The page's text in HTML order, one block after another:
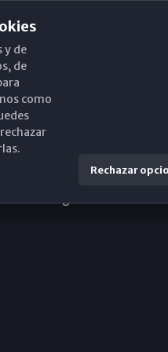
Málaga
20. 29015 Málaga
y de
de
como
Rechazar